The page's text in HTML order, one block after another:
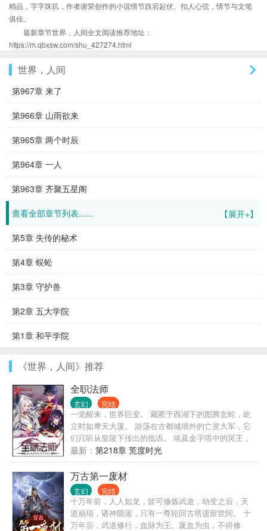
精品，字字珠玑，作者谢荣创作的小说情节跌宕起伏、扣人心弦，情节与文笔
俱佳。
最新章节世界，人间全文阅读推荐地址：
https://m.qbxsw.com/shu_427274.html
世界，人间
第967章 来了
第966章 山雨欲来
第965章 两个时辰
第964章 一人
第963章 齐聚五星阁
【展开+】
查看全部章节列表......
第5章 失传的秘术
第4章 蜈蚣
第3章 守护兽
第2章 五大学院
第1章 和平学院
《世界，人间》推荐
全职法师
玄幻 完结
一觉醒来，世界巨变。 藏匿于西湖下的图腾玄蛇，屹
立时如摩天大厦。 游荡在古都城墙外的亡灵大军，它
们只听从皇陵下传出的低语。 埃及金字塔中的冥王，
它和它的部众始终觊觎着东方大地！ 伦敦有着伟大的
驯龙世家。 希腊帕特农圣山上，有神女祈福。 威尼斯
被誉为水系魔法之都。 奈斯卡巨画从沉睡中苏醒。 贺
兰山风与雨侵蚀出的岩纹，组成一只眼，山脊是眶，
数万年来凝视着上苍。
最新： 第218章 荒度时光
万古第一废材
玄幻 完结
十万年前，人人如龙，皆可修炼武道，劫变之后，天
道崩塌，诸神陨落，只有一尊轮回古塔遗留世间。 十
万年后，武道修行，血脉为王。废血为虫，不得修